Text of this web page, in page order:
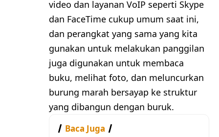
video dan layanan VoIP seperti Skype
dan FaceTime cukup umum saat ini,
dan perangkat yang sama yang kita
gunakan untuk melakukan panggilan
juga digunakan untuk membaca
buku, melihat foto, dan meluncurkan
burung marah bersayap ke struktur
yang dibangun dengan buruk.
Baca Juga